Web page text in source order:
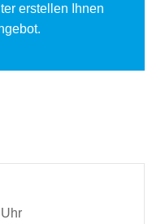
erstellen Ihnen